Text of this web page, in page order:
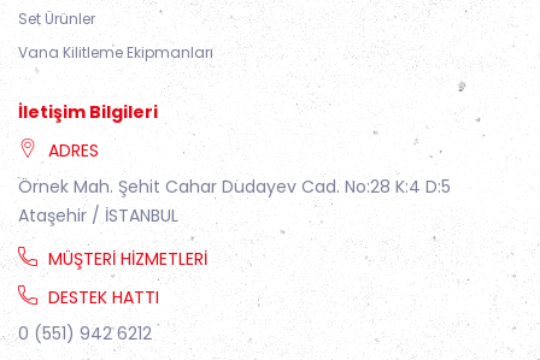
Set Ürünler
Vana Kilitleme Ekipmanları
İletişim Bilgileri
ADRES
Örnek Mah. Şehit Cahar Dudayev Cad. No:28 K:4 D:5
Ataşehir / İSTANBUL
MÜŞTERI HIZMETLERI
DESTEK HATTI
0 (551) 942 6212